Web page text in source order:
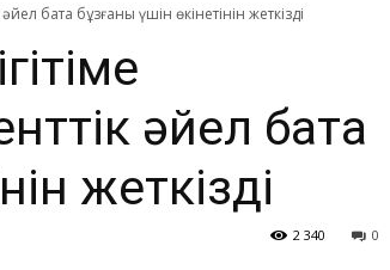
бата бұзғаны үшін өкінетінін жеткізді
әйел бата
жеткізді
0
2 340